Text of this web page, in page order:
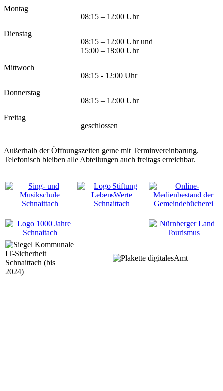
Montag
08:15 – 12:00 Uhr
Dienstag
08:15 – 12:00 Uhr und
15:00 – 18:00 Uhr
Mittwoch
08:15 - 12:00 Uhr
Donnerstag
08:15 – 12:00 Uhr
Freitag
geschlossen
Außerhalb der Öffnungszeiten gerne mit Terminvereinbarung.
Telefonisch bleiben alle Abteilungen auch freitags erreichbar.